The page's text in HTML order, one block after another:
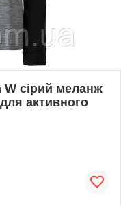
сірий меланж
активного